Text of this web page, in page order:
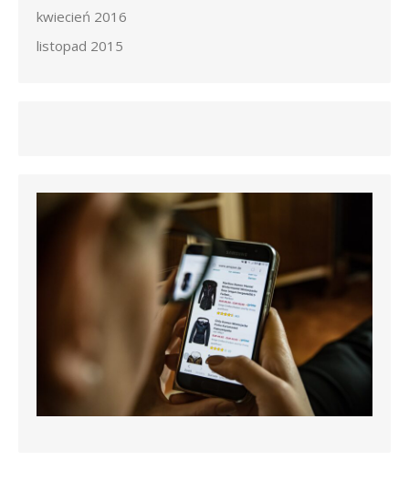
kwiecień 2016
listopad 2015